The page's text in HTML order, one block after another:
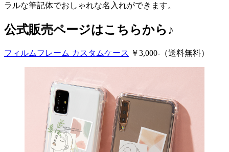
ラルな筆記体でおしゃれな名入れができます。
公式販売ページはこちらから♪
フィルムフレーム カスタムケース ￥3,000-（送料無料）